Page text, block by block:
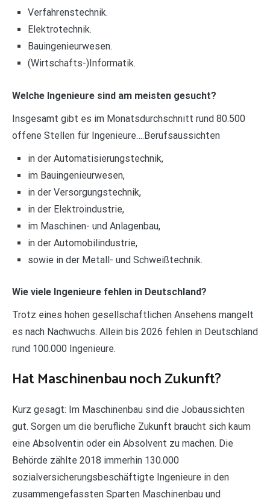
Verfahrenstechnik.
Elektrotechnik.
Bauingenieurwesen.
(Wirtschafts-)Informatik.
Welche Ingenieure sind am meisten gesucht?
Insgesamt gibt es im Monatsdurchschnitt rund 80.500
offene Stellen für Ingenieure….Berufsaussichten
in der Automatisierungstechnik,
im Bauingenieurwesen,
in der Versorgungstechnik,
in der Elektroindustrie,
im Maschinen- und Anlagenbau,
in der Automobilindustrie,
sowie in der Metall- und Schweißtechnik.
Wie viele Ingenieure fehlen in Deutschland?
Trotz eines hohen gesellschaftlichen Ansehens mangelt
es nach Nachwuchs. Allein bis 2026 fehlen in Deutschland
rund 100.000 Ingenieure.
Hat Maschinenbau noch Zukunft?
Kurz gesagt: Im Maschinenbau sind die Jobaussichten
gut. Sorgen um die berufliche Zukunft braucht sich kaum
eine Absolventin oder ein Absolvent zu machen. Die
Behörde zählte 2018 immerhin 130.000
sozialversicherungsbeschäftigte Ingenieure in den
zusammengefassten Sparten Maschinenbau und